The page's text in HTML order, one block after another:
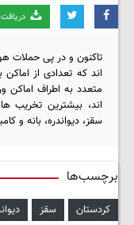
اند که تعدادی از
متعدد به اطراف
اند، بیشترین تخریب
سقز، دیواندره، بانه و
برچسب‌ها
کردستان سقز